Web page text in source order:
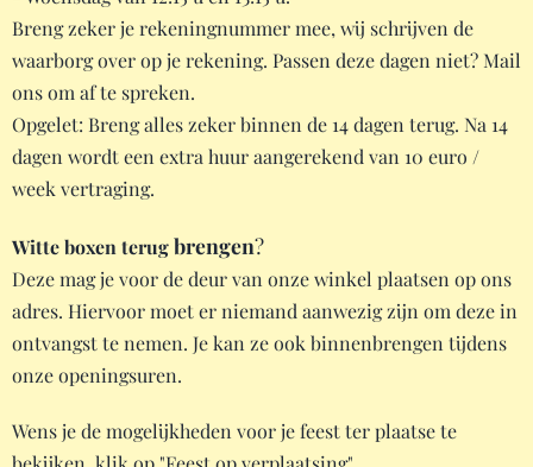
Breng zeker je rekeningnummer mee, wij schrijven de
waarborg over op je rekening. Passen deze dagen niet? Mail
ons om af te spreken.
Opgelet: Breng alles zeker binnen de 14 dagen terug. Na 14
dagen wordt een extra huur aangerekend van 10 euro /
week vertraging.
Witte boxen terugbrengen?
Deze mag je voor de deur van onze winkel plaatsen op ons
adres. Hiervoor moet er niemand aanwezig zijn om deze in
ontvangst te nemen. Je kan ze ook binnenbrengen tijdens
onze openingsuren.
Wens je de mogelijkheden voor je feest ter plaatse te